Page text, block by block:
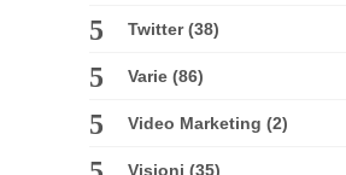
Twitter(38)
Varie (86)
Video Marketing (2)
Visioni (35)